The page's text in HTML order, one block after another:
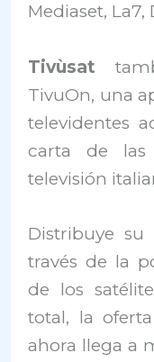
Mediaset, La7,
Tivùsat
TivuOn, una
televidentes
carta de las
televisión
Distribuye
través de la
de los
total, la
ahora llega a